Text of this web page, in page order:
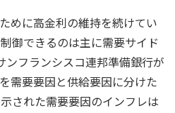
めに高金利の維持を続けてい
御できるのは主に需要サイド
ンフランシスコ連邦準備銀行が
需要要因と供給要因に分けた
された需要要因のインフレは